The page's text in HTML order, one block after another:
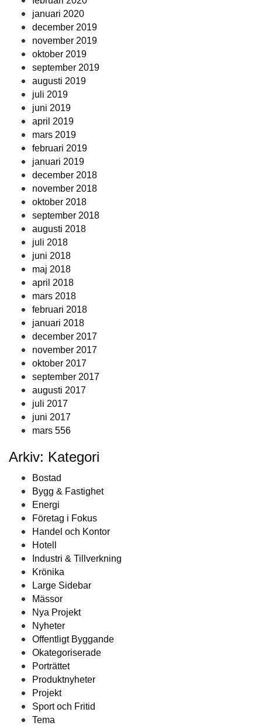
januari 2020
december 2019
november 2019
oktober 2019
september 2019
augusti 2019
juli 2019
juni 2019
april 2019
mars 2019
februari 2019
januari 2019
december 2018
november 2018
oktober 2018
september 2018
augusti 2018
juli 2018
juni 2018
maj 2018
april 2018
mars 2018
februari 2018
januari 2018
december 2017
november 2017
oktober 2017
september 2017
augusti 2017
juli 2017
juni 2017
mars 556
Arkiv: Kategori
Bostad
Bygg & Fastighet
Energi
Företag i Fokus
Handel och Kontor
Hotell
Industri & Tillverkning
Krönika
Large Sidebar
Mässor
Nya Projekt
Nyheter
Offentligt Byggande
Okategoriserade
Porträttet
Produktnyheter
Projekt
Sport och Fritid
Tema